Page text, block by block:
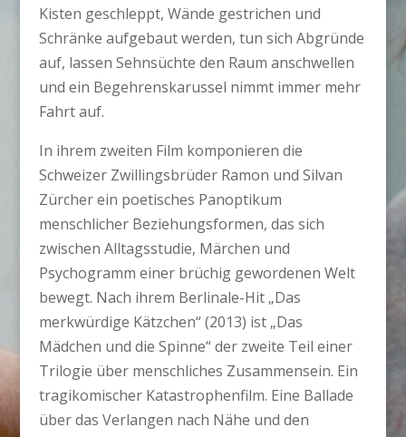
Kisten geschleppt, Wände gestrichen und
Schränke aufgebaut werden, tun sich Abgründe
auf, lassen Sehnsüchte den Raum anschwellen
und ein Begehrenskarussel nimmt immer mehr
Fahrt auf.
In ihrem zweiten Film komponieren die
Schweizer Zwillingsbrüder Ramon und Silvan
Zürcher ein poetisches Panoptikum
menschlicher Beziehungsformen, das sich
zwischen Alltagsstudie, Märchen und
Psychogramm einer brüchig gewordenen Welt
bewegt. Nach ihrem Berlinale-Hit „Das
merkwürdige Kätzchen“ (2013) ist „Das
Mädchen und die Spinne“ der zweite Teil einer
Trilogie über menschliches Zusammensein. Ein
tragikomischer Katastrophenfilm. Eine Ballade
über das Verlangen nach Nähe und den